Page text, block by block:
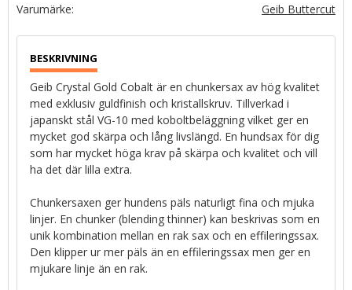
Geib Buttercut
Geib Crystal Gold Cobalt är en chunkersax av hög kvalitet
med exklusiv guldfinish och kristallskruv. Tillverkad i
japanskt stål VG-10 med koboltbeläggning vilket ger en
mycket god skärpa och lång livslängd. En hundsax för dig
som har mycket höga krav på skärpa och kvalitet och vill
ha det där lilla extra.
Chunkersaxen ger hundens päls naturligt fina och mjuka
linjer. En chunker (blending thinner) kan beskrivas som en
unik kombination mellan en rak sax och en effileringssax.
Den klipper ur mer päls än en effileringssax men ger en
mjukare linje än en rak.